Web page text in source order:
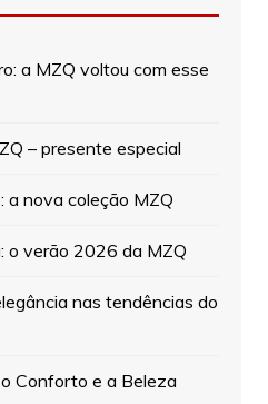
a MZQ voltou com esse
– presente especial
a nova coleção MZQ
o verão 2026 da MZQ
nas tendências do
Conforto e a Beleza